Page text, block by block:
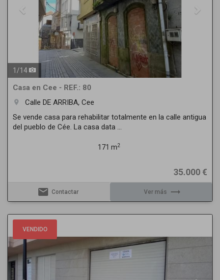
1 /14
Casa en Cee - REF.: 80
room
Calle DE ARRIBA, Cee
Se vende casa para rehabilitar totalmente en la calle antigua
del pueblo de Cée. La casa data ...
171 m2
35.000 €
email Contactar Ver más trending_flat
VENDIDO
Previous Next